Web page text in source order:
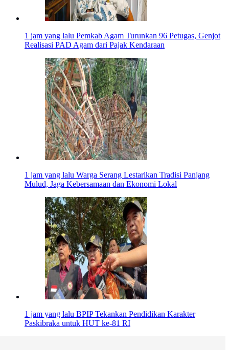
1 jam yang lalu Pemkab Agam Turunkan 96 Petugas, Genjot
Realisasi PAD Agam dari Pajak Kendaraan
1 jam yang lalu Warga Serang Lestarikan Tradisi Panjang
Mulud, Jaga Kebersamaan dan Ekonomi Lokal
1 jam yang lalu BPIP Tekankan Pendidikan Karakter
Paskibraka untuk HUT ke-81 RI